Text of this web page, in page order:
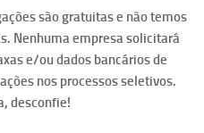
são gratuitas e não temos
Nenhuma empresa solicitará
e/ou dados bancários de
nos processos seletivos.
desconfie!